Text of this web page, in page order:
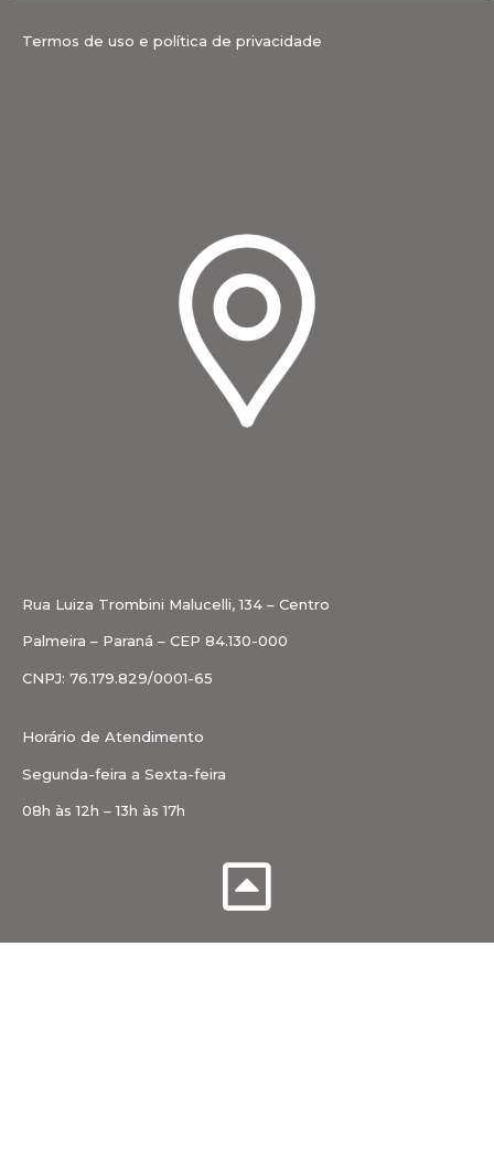
Termos de uso e política de privacidade
Rua Luiza Trombini Malucelli, 134 – Centro
Palmeira – Paraná – CEP 84.130-000
CNPJ: 76.179.829/0001-65
Horário de Atendimento
Segunda-feira a Sexta-feira
08h às 12h – 13h às 17h